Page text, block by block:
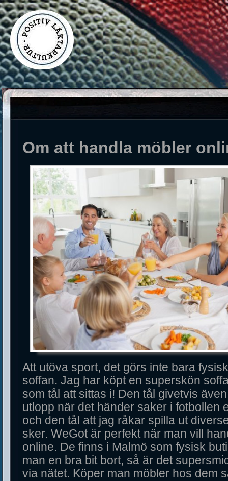
Om att handla möbler
Att utöva sport, det görs inte bara
soffan. Jag har köpt en superskön
som tål att sittas i! Den tål givetvis
utlopp när det händer saker i fotbollen
och den tål att jag råkar spilla ut
sker. WeGot är perfekt när man vill
online. De finns i Malmö som fysisk
man en bra bit bort, så är det
via nätet. Köper man möbler hos dem